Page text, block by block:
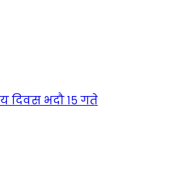
दिवस भदौ १५ गते